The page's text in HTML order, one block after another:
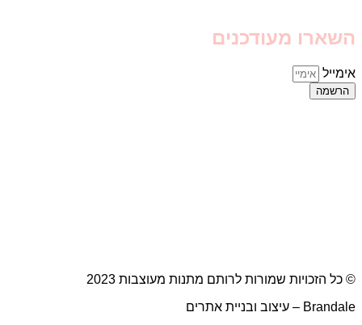
השארו מעודכנים
אימייל
הרשמה
© כל הזכויות שמורות לרותם מתנות מעוצבות 2023
Brandale – עיצוב ובניית אתרים